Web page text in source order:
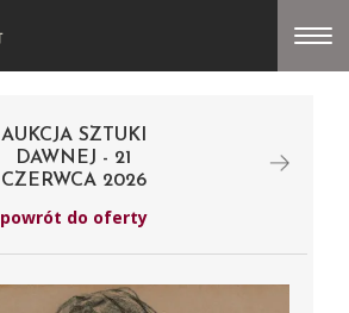
AUKCJA SZTUKI
DAWNEJ - 21
CZERWCA 2026
powrót do oferty